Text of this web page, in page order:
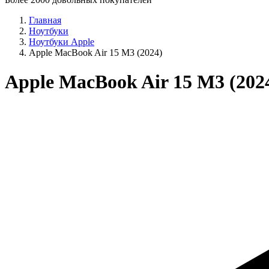
Главная
Ноутбуки
Ноутбуки Apple
Apple MacBook Air 15 M3 (2024)
Apple MacBook Air 15 M3